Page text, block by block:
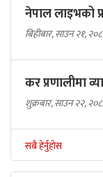
नेपाल लाइभको
बिहीबार, साउन २१,
कर प्रणालीमा
शुक्रबार, साउन २२,
सबै हेर्नुहोस